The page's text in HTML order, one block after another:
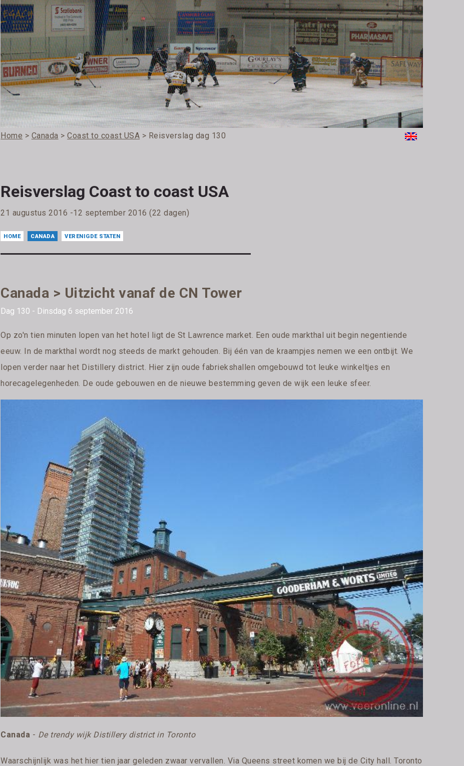
Home > Canada >Coast to coast USA > Reisverslag dag 130
Reisverslag Coast to coast USA
21 augustus 2016 -12 september 2016 (22 dagen)
HOME CANADA VERENIGDE STATEN
Canada > Uitzicht vanaf de CN Tower
Dag 130 - Dinsdag 6 september 2016
Op zo'n tien minuten lopen van het hotel ligt de St Lawrence market. Een oude markthal uit begin negentiende
eeuw. In de markthal wordt nog steeds de markt gehouden. Bij één van de kraampjes nemen we een ontbijt. We
lopen verder naar het Distillery district. Hier zijn oude fabriekshallen omgebouwd tot leuke winkeltjes en
horecagelegenheden. De oude gebouwen en de nieuwe bestemming geven de wijk een leuke sfeer.
Canada - De trendy wijk Distillery district in Toronto
Waarschijnlijk was het hier tien jaar geleden zwaar vervallen. Via Queens street komen we bij de City hall. Toronto